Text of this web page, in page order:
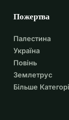
Пожертва
Палестина
Україна
Повінь
Землетрус
Більше